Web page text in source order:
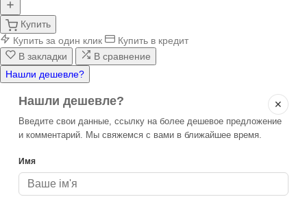
Купить
Купить за один клик
Купить в кредит
В закладки
В сравнение
Нашли дешевле?
✕
Нашли дешевле?
Введите свои данные, ссылку на более дешевое предложение
и комментарий. Мы свяжемся с вами в ближайшее время.
Имя